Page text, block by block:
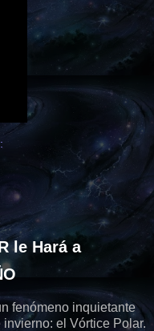
le Hará a
fenómeno inquietante
el Vórtice Polar.